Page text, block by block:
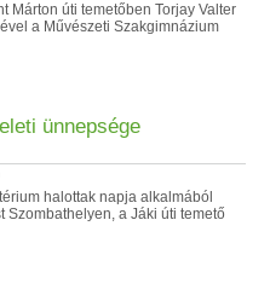
Márton úti temetőben Torjay Valter
a Művészeti Szakgimnázium
ünnepsége
halottak napja alkalmából
Szombathelyen, a Jáki úti temető